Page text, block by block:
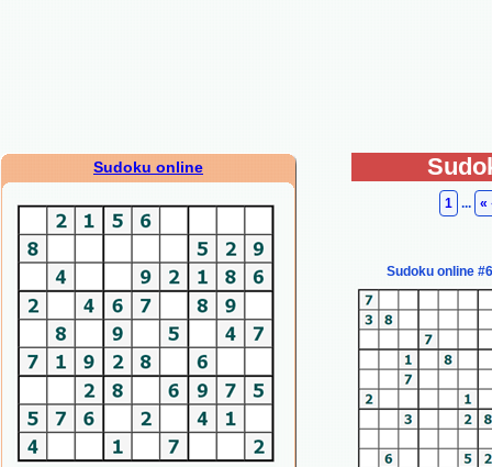
Sudoku online
1 ... «
Sudoku online